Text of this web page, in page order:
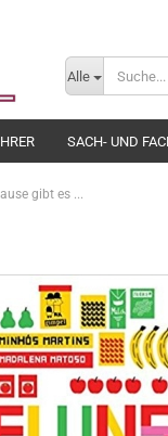
Alle
SACH- UND
gibt es ...